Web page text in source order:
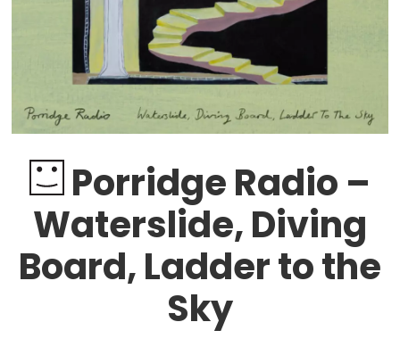
Porridge Radio –
Waterslide, Diving
Board, Ladder to the
Sky